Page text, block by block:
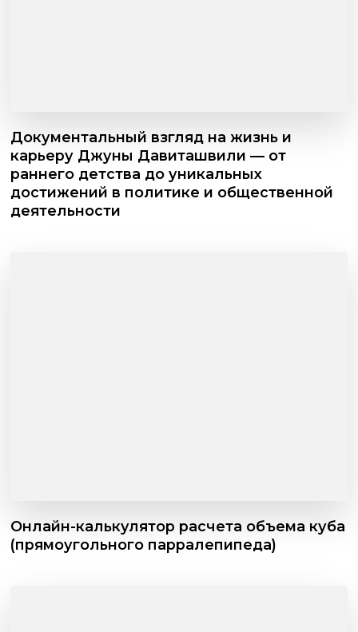
Документальный взгляд на жизнь и
карьеру Джуны Давиташвили — от
раннего детства до уникальных
достижений в политике и общественной
деятельности
Онлайн-калькулятор расчета объема куба
(прямоугольного парралепипеда)